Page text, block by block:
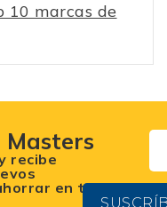
10 marcas de
recibe
en tu